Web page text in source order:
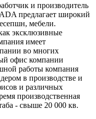
и производитель
предлагает широкий
мебели.
эксклюзивные
имеет
во многих
офис компании
работы компания
в производстве и
и различных
производственная
- свыше 20 000 кв.